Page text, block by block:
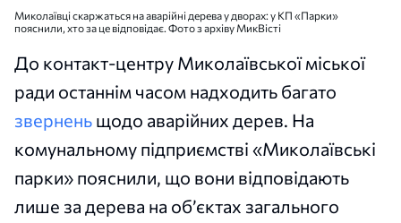
Миколаївці скаржаться на аварійні дерева у дворах: у КП «Парки»
пояснили, хто за це відповідає. Фото з архіву МикВісті
До контакт-центру Миколаївської міської
ради останнім часом надходить багато
звернень щодо аварійних дерев. На
комунальному підприємстві «Миколаївські
парки» пояснили, що вони відповідають
лише за дерева на об’єктах загального